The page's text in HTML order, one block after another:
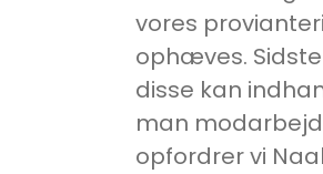
vores
ophæves.
disse kan
man
opfordrer vi